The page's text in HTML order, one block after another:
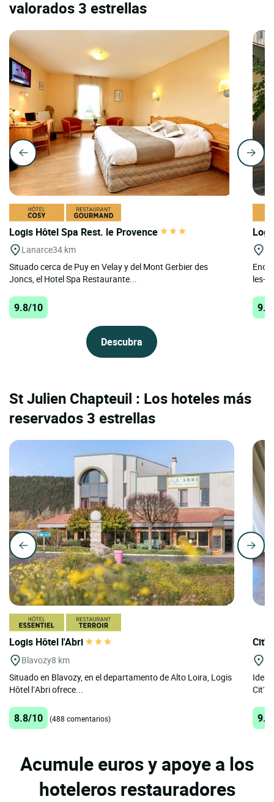
valorados 3 estrellas
Logis Hôtel Spa Rest. le Provence
Lanarce34 km
Situado cerca de Puy en Velay y del Mont Gerbier des
Joncs, el Hotel Spa Restaurante...
9.8/10
Descubra
les-
St Julien Chapteuil : Los hoteles más
reservados 3 estrellas
Logis Hôtel l'Abri
Blavozy8 km
Situado en Blavozy, en el departamento de Alto Loira, Logis
Hôtel l’Abri ofrece...
8.8/10 (488 comentarios)
Acumule euros y apoye a los
hoteleros restauradores